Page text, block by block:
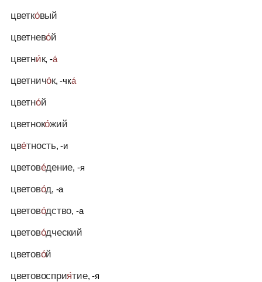
цветко́вый
цветнево́й
цветни́к, -а́
цветничо́к, -чка́
цветно́й
цветноко́жий
цве́тность, -и
цветове́дение, -я
цветово́д, -а
цветово́дство, -а
цветово́дческий
цветово́й
цветовосприя́тие, -я